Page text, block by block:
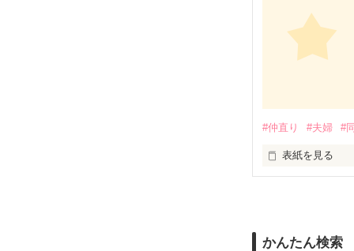
毎週番組への
この話題のレ
「Berry's Cafe
いつもの一品
ご主人・おさる
お子さんの反応
大切なあの人に
参考にもぜひ
#仲直り #夫婦 #
表紙を見る
かんたん検索